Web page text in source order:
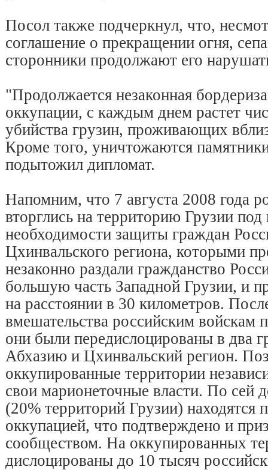
Посол также подчеркнул, что,
соглашение о прекращении огня,
сторонники продолжают его
"Продолжается незаконная
оккупации, с каждым днем растет
убийства грузин, проживающих
Кроме того, уничтожаются
подытожил дипломат.
Напомним, что 7 августа 2008 года
вторглись на территорию Грузии под
необходимости защиты граждан
Цхинвальского региона, которыми
незаконно раздали гражданство
большую часть Западной Грузии, и
на расстоянии в 30 километров.
вмешательства российским войскам
они были передислоцированы в два
Абхазию и Цхинвальский регион.
оккупированные территории
свои марионеточные власти. По сей
(20% территорий Грузии) находятся
оккупацией, что подтверждено и
сообществом. На оккупированных
дислоцированы до 10 тысяч